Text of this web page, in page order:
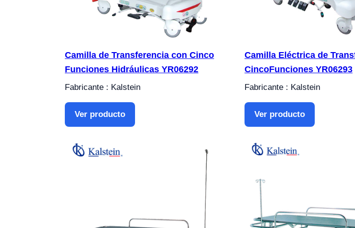
Camilla de Transferencia con Cinco
Funciones Hidráulicas YR06292
Fabricante : Kalstein
Ver producto
Camilla Eléctrica de
CincoFunciones YR06293
Fabricante : Kalstein
Ver producto